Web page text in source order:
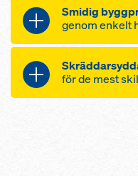
få delar
många sätt
hög
arbete
Smidig
genom enkelt
låg
gjutning i
för de mest